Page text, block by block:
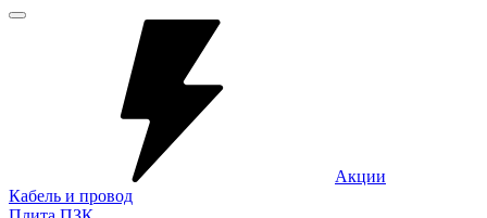
Акции
Кабель и провод